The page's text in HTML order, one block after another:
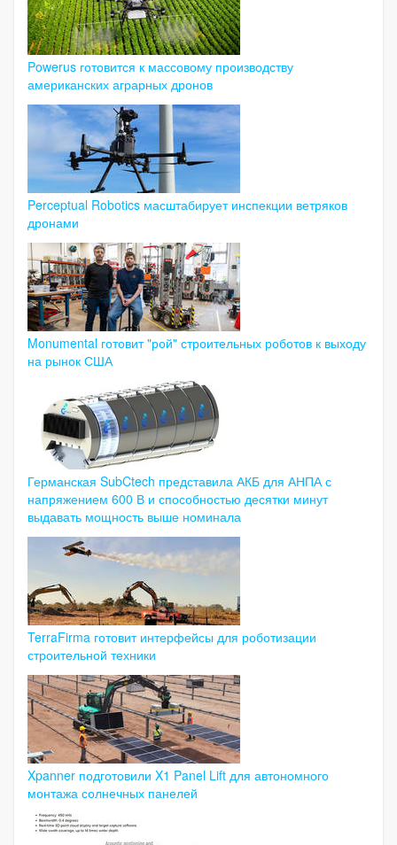
Powerus готовится к массовому производству
американских аграрных дронов
Perceptual Robotics масштабирует инспекции ветряков
дронами
Monumental готовит "рой" строительных роботов к выходу
на рынок США
Германская SubCtech представила АКБ для АНПА с
напряжением 600 В и способностью десятки минут
выдавать мощность выше номинала
TerraFirma готовит интерфейсы для роботизации
строительной техники
Xpanner подготовили X1 Panel Lift для автономного
монтажа солнечных панелей